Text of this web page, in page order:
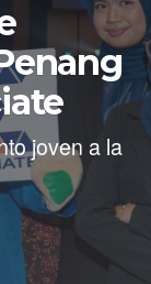
joven a la